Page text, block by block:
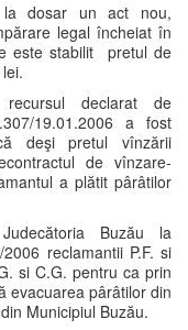
dosar un act nou,
legal încheiat în
este stabilit pretul de
recursul declarat de
19.01.2006 a fost
deşi pretul vînzării
de vînzare-
a plătit pârâtilor
Buzău la
reclamantii P.F. si
si C.G. pentru ca prin
evacuarea pârâtilor din
Municipiul Buzău.